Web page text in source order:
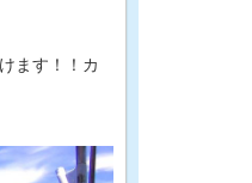
ます！！カ